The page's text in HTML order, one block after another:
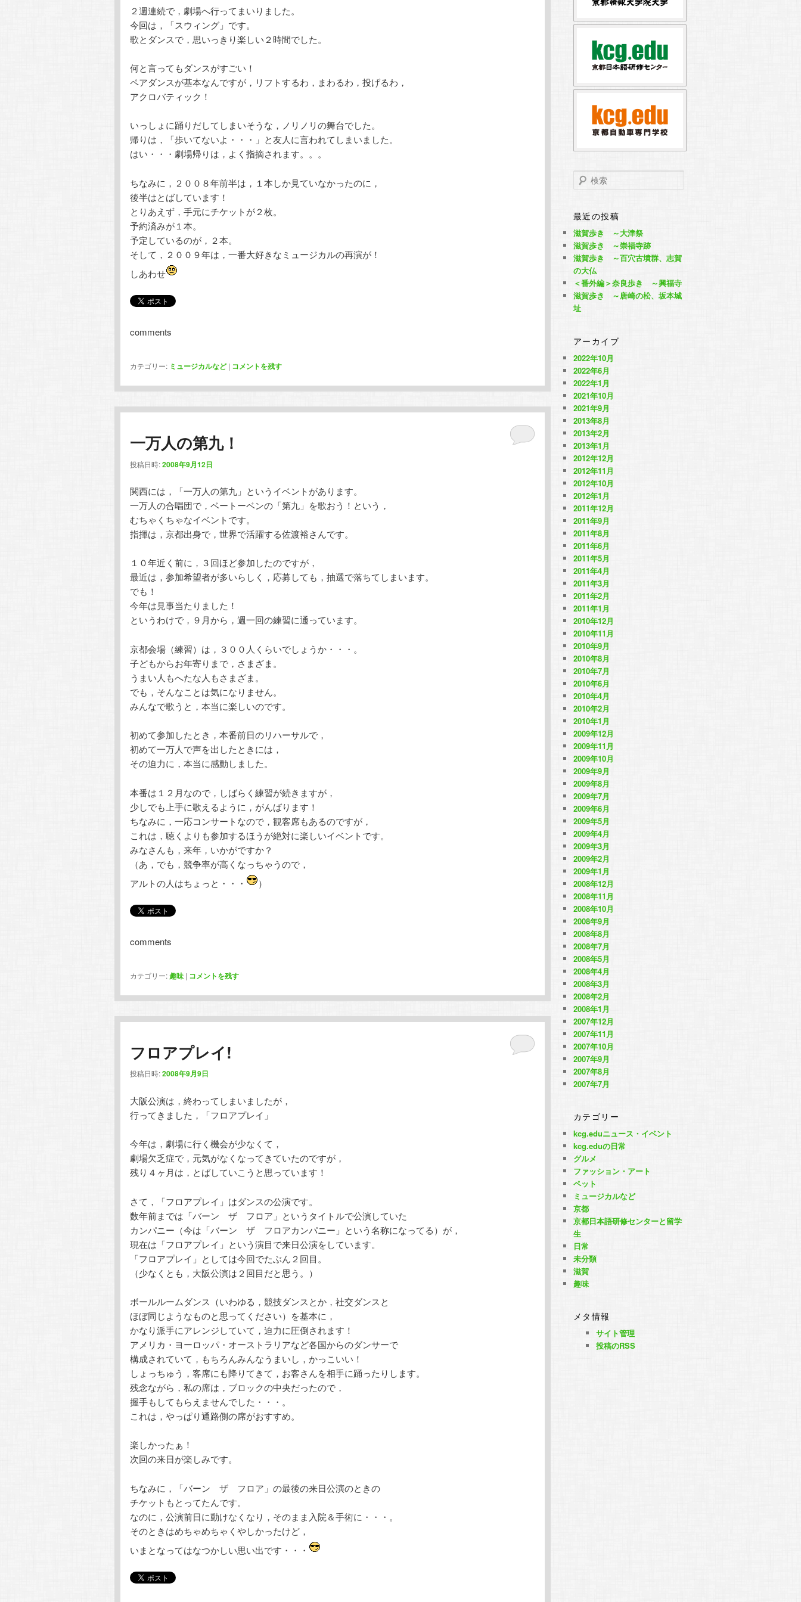
テ
ン
ツ
へ
移
動
ン
ツ
へ
移
動
２週連続で，劇場へ行ってまいりました。
今回は，「スウィング」です。
歌とダンスで，思いっきり楽しい２時間でした。
何と言ってもダンスがすごい！
ペアダンスが基本なんですが，リフトするわ，まわるわ，投げるわ，
アクロバティック！
いっしょに踊りだしてしまいそうな，ノリノリの舞台でした。
帰りは，「歩いてないよ・・・」と友人に言われてしまいました。
はい・・・劇場帰りは，よく指摘されます。。。
ちなみに，２００８年前半は，１本しか見ていなかったのに，
後半はとばしています！
とりあえず，手元にチケットが２枚。
予約済みが１本。
予定しているのが，２本。
そして，２００９年は，一番大好きなミュージカルの再演が！
しあわせ
comments
カテゴリー: ミュージカルなど | コメントを残す
一万人の第九！
投稿日時:2008年9月12日
関西には，「一万人の第九」というイベントがあります。
一万人の合唱団で，ベートーベンの「第九」を歌おう！という，
むちゃくちゃなイベントです。
指揮は，京都出身で，世界で活躍する佐渡裕さんです。
１０年近く前に，３回ほど参加したのですが，
最近は，参加希望者が多いらしく，応募しても，抽選で落ちてしまいます。
でも！
今年は見事当たりました！
というわけで，９月から，週一回の練習に通っています。
京都会場（練習）は，３００人くらいでしょうか・・・。
子どもからお年寄りまで，さまざま。
うまい人もへたな人もさまざま。
でも，そんなことは気になりません。
みんなで歌うと，本当に楽しいのです。
初めて参加したとき，本番前日のリハーサルで，
初めて一万人で声を出したときには，
その迫力に，本当に感動しました。
本番は１２月なので，しばらく練習が続きますが，
少しでも上手に歌えるように，がんばります！
ちなみに，一応コンサートなので，観客席もあるのですが，
これは，聴くよりも参加するほうが絶対に楽しいイベントです。
みなさんも，来年，いかがですか？
（あ，でも，競争率が高くなっちゃうので，
アルトの人はちょっと・・・
）
comments
カテゴリー:趣味 | コメントを残す
フロアプレイ!
投稿日時:2008年9月9日
大阪公演は，終わってしまいましたが，
行ってきました，「フロアプレイ」
今年は，劇場に行く機会が少なくて，
劇場欠乏症で，元気がなくなってきていたのですが，
残り４ヶ月は，とばしていこうと思っています！
さて，「フロアプレイ」はダンスの公演です。
数年前までは「バーン ザ フロア」というタイトルで公演していた
カンパニー（今は「バーン ザ フロアカンパニー」という名称になってる）が，
現在は「フロアプレイ」という演目で来日公演をしています。
「フロアプレイ」としては今回でたぶん２回目。
（少なくとも，大阪公演は２回目だと思う。）
ボールルームダンス（いわゆる，競技ダンスとか，社交ダンスと
ほぼ同じようなものと思ってください）を基本に，
かなり派手にアレンジしていて，迫力に圧倒されます！
アメリカ・ヨーロッパ・オーストラリアなど各国からのダンサーで
構成されていて，もちろんみんなうまいし，かっこいい！
しょっちゅう，客席にも降りてきて，お客さんを相手に踊ったりします。
残念ながら，私の席は，ブロックの中央だったので，
握手もしてもらえませんでした・・・。
これは，やっぱり通路側の席がおすすめ。
楽しかったぁ！
次回の来日が楽しみです。
ちなみに，「バーン ザ フロア」の最後の来日公演のときの
チケットもとってたんです。
なのに，公演前日に動けなくなり，そのまま入院＆手術に・・・。
そのときはめちゃめちゃくやしかったけど，
いまとなってはなつかしい思い出です・・・
検
索
最近の投稿
滋賀歩き ～大津祭
滋賀歩き ～崇福寺跡
滋賀歩き ～百穴古墳群、志賀
の大仏
＜番外編＞奈良歩き ～興福寺
滋賀歩き ～唐崎の松、坂本城
址
アーカイブ
2022年10月
2022年6月
2022年1月
2021年10月
2021年9月
2013年8月
2013年2月
2013年1月
2012年12月
2012年11月
2012年10月
2012年1月
2011年12月
2011年9月
2011年8月
2011年6月
2011年5月
2011年4月
2011年3月
2011年2月
2011年1月
2010年12月
2010年11月
2010年9月
2010年8月
2010年7月
2010年6月
2010年4月
2010年2月
2010年1月
2009年12月
2009年11月
2009年10月
2009年9月
2009年8月
2009年7月
2009年6月
2009年5月
2009年4月
2009年3月
2009年2月
2009年1月
2008年12月
2008年11月
2008年10月
2008年9月
2008年8月
2008年7月
2008年5月
2008年4月
2008年3月
2008年2月
2008年1月
2007年12月
2007年11月
2007年10月
2007年9月
2007年8月
2007年7月
カテゴリー
kcg.eduニュース・イベント
kcg.eduの日常
グルメ
ファッション・アート
ペット
ミュージカルなど
京都
京都日本語研修センターと留学
生
日常
未分類
滋賀
趣味
メタ情報
サイト管理
投稿のRSS